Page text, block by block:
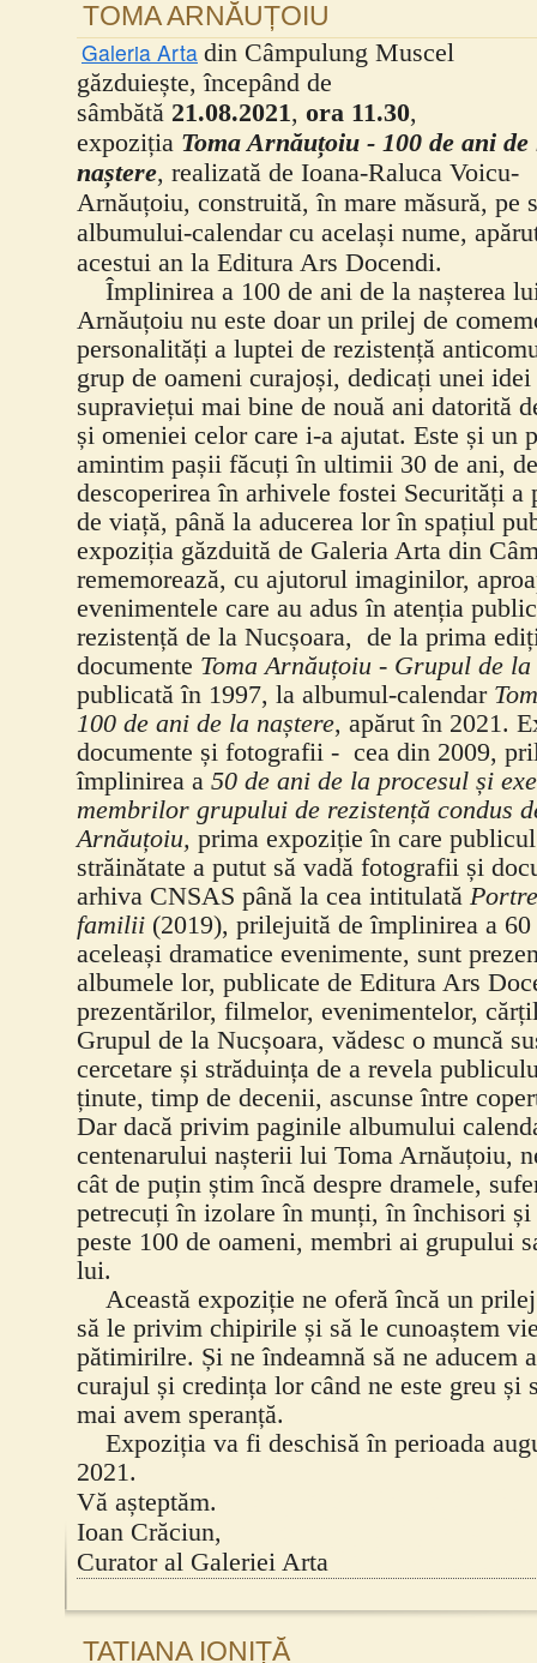
TOMA ARNĂUȚOIU
Galeria Arta din Câmpulung Muscel
găzduiește, începând de
sâmbătă 21.08.2021, ora 11.30,
expoziția Toma Arnăuțoiu - 100 de ani de
naștere, realizată de Ioana-Raluca Voicu-
Arnăuțoiu, construită, în mare măsură, pe
albumului-calendar cu același nume,
acestui an la Editura Ars Docendi.
Împlinirea a 100 de ani de la nașterea
Arnăuțoiu nu este doar un prilej de
personalități a luptei de rezistență
grup de oameni curajoși, dedicați unei idei
supraviețui mai bine de nouă ani datorită
și omeniei celor care i-a ajutat. Este și un
amintim pașii făcuți în ultimii 30 de ani,
descoperirea în arhivele fostei Securități a
de viață, până la aducerea lor în spațiul
expoziția găzduită de Galeria Arta din
rememorează, cu ajutorul imaginilor,
evenimentele care au adus în atenția
rezistență de la Nucșoara, de la prima
documente Toma Arnăuțoiu - Grupul de
publicată în 1997, la albumul-calendar
100 de ani de la naștere, apărut în 2021.
documente și fotografii - cea din 2009,
împlinirea a 50 de ani de la procesul și
membrilor grupului de rezistență condus
Arnăuțoiu, prima expoziție în care
străinătate a putut să vadă fotografii și
arhiva CNSAS până la cea intitulată
familii (2019), prilejuită de împlinirea a 60
aceleași dramatice evenimente, sunt
albumele lor, publicate de Editura Ars
prezentărilor, filmelor, evenimentelor,
Grupul de la Nucșoara, vădesc o muncă
cercetare și străduința de a revela
ținute, timp de decenii, ascunse între
Dar dacă privim paginile albumului
centenarului nașterii lui Toma Arnăuțoiu,
cât de puțin știm încă despre dramele,
petrecuți în izolare în munți, în închisori
peste 100 de oameni, membri ai grupului
lui.
Această expoziție ne oferă încă un
să le privim chipirile și să le cunoaștem
pătimirilre. Și ne îndeamnă să ne aducem
curajul și credința lor când ne este greu și
mai avem speranță.
Expoziția va fi deschisă în perioada
2021.
Vă așteptăm.
Ioan Crăciun,
Curator al Galeriei Arta
TATIANA IONIȚĂ